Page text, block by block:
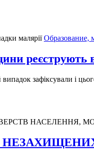
Образование,
реєструють
зафіксували і